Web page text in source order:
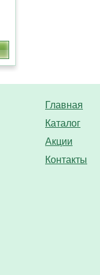
Главная
Каталог
Акции
Контакты